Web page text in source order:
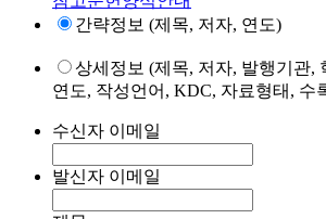
간략정보 (제목, 저자, 연도)
상세정보 (제목, 저자, 발행기관,
연도, 작성언어, KDC, 자료형태, 수
수신자 이메일
발신자 이메일